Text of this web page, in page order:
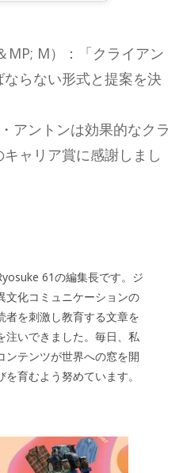
MP; M）：「クライアン
ならない形式と提案を決
アントンは効果的なクラ
ャリア賞に感謝しまし
61の編集長です。ジ
文化コミュニケーションの
者を刺激し教育する文章を
注いできました。毎日、私
ンテンツが世界への窓を開
を育むよう努めています。